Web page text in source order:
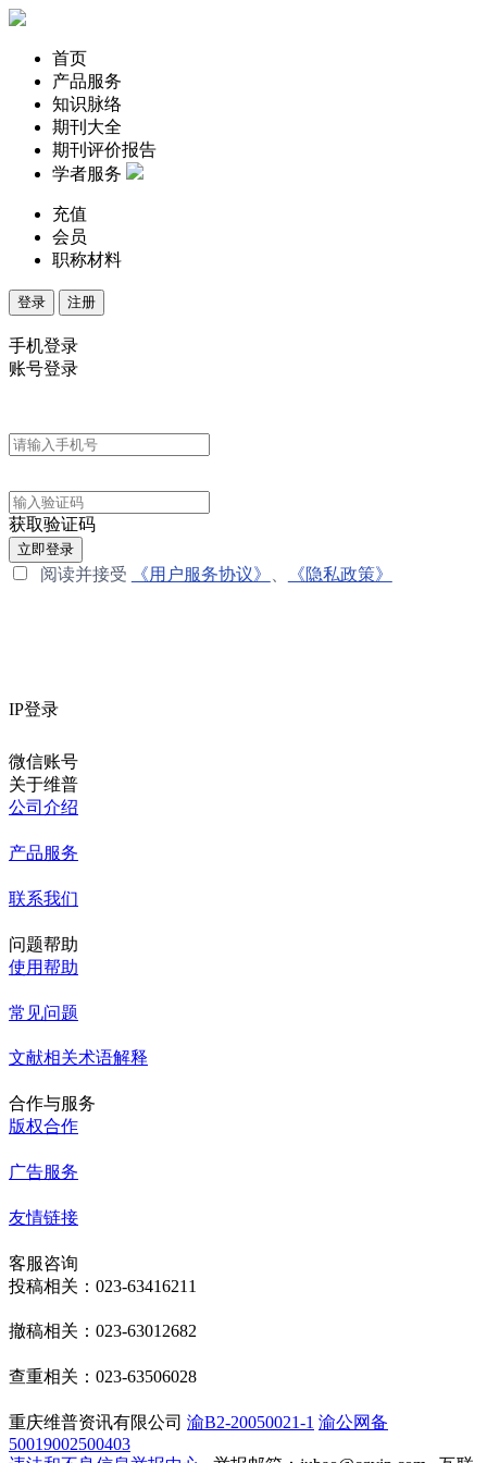
首页
产品服务
知识脉络
期刊大全
期刊评价报告
学者服务
充值
会员
职称材料
登录 注册
手机登录
账号登录
获取验证码
立即登录
阅读并接受 《用户服务协议》 《隐私政策》
IP登录
微信账号
关于维普
公司介绍
产品服务
联系我们
问题帮助
使用帮助
常见问题
文献相关术语解释
合作与服务
版权合作
广告服务
友情链接
客服咨询
投稿相关：023-63416211
撤稿相关：023-63012682
查重相关：023-63506028
重庆维普资讯有限公司 渝B2-20050021-1 渝公网备
50019002500403